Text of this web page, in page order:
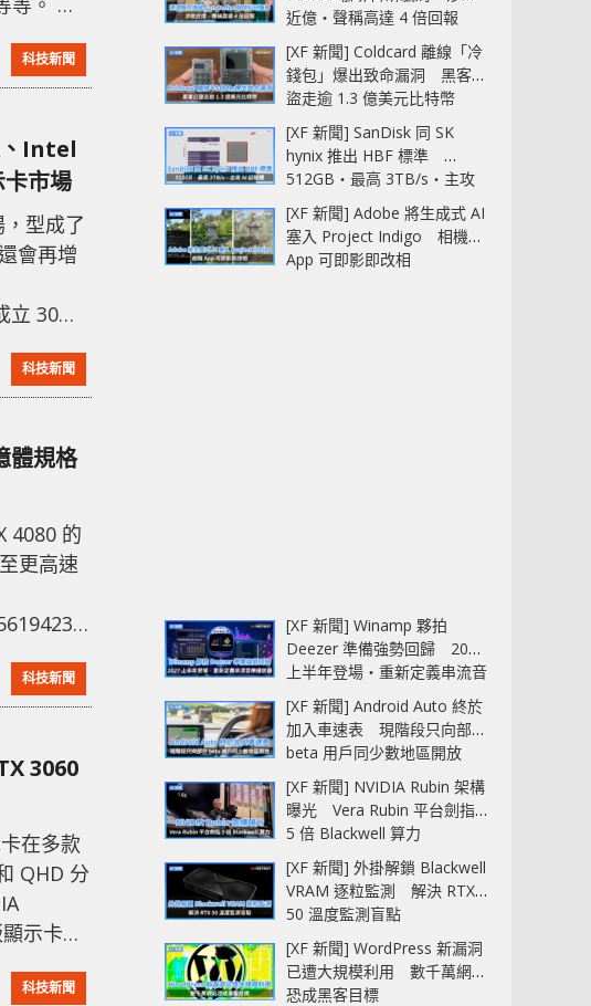
級的產
科技新聞
、Intel
市場
型成了
會再增
系列處
GPU 授
科技新聞
體規格
4080 的
更高速
前傳出的
科技新聞
3060
在多款
QHD 分
憶體，
科技新聞
近億‧聲稱高達 4 倍回報
[XF 新聞] Coldcard 離線「冷
錢包」爆出致命漏洞 黑客已
盜走逾 1.3 億美元比特幣
[XF 新聞] SanDisk 同 SK
hynix 推出 HBF 標準
512GB‧最高 3TB/s‧主攻
AI 記憶體
[XF 新聞] Adobe 將生成式 AI
塞入 Project Indigo 相機
App 可即影即改相
[XF 新聞] Winamp 夥拍
Deezer 準備強勢回歸 2027
上半年登場‧重新定義串流音
樂播放器
[XF 新聞] Android Auto 終於
加入車速表 現階段只向部分
beta 用戶同少數地區開放
[XF 新聞] NVIDIA Rubin 架構
曝光 Vera Rubin 平台劍指
5 倍 Blackwell 算力
[XF 新聞] 外掛解鎖 Blackwell
VRAM 逐粒監測 解決 RTX
50 溫度監測盲點
[XF 新聞] WordPress 新漏洞
已遭大規模利用 數千萬網站
恐成黑客目標